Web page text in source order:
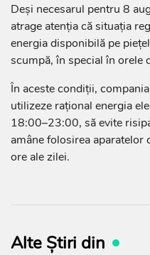
Deși necesarul pentru 8
atrage atenția că situația
energia disponibilă pe
scumpă, în special în orele
În aceste condiții,
utilizeze rațional energia
18:00–23:00, să evite
amâne folosirea
ore ale zilei.
Alte Știri din